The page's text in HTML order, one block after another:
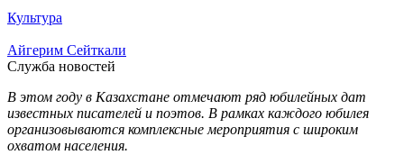
Культура
Айгерим Сейткали
Служба новостей
В этом году в Казахстане отмечают ряд юбилейных дат
известных писателей и поэтов. В рамках каждого юбилея
организовываются комплексные мероприятия с широким
охватом населения.